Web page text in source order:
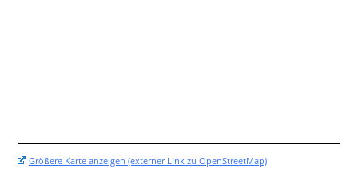
Größere Karte anzeigen (externer Link zu OpenStreetMap)